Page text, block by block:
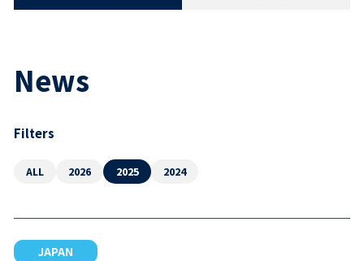
News
Filters
ALL 2026 2025 2024
JAPAN